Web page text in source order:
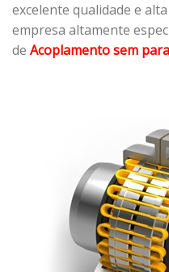
excelente qualidade e
empresa altamente
de Acoplamento sem